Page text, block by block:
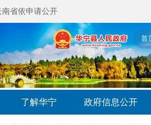
南省依申请公开
首
了解华宁 政府信息公开